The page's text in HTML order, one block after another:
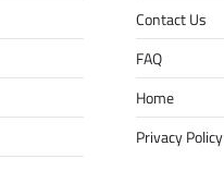
Contact Us
FAQ
Home
Privacy Policy